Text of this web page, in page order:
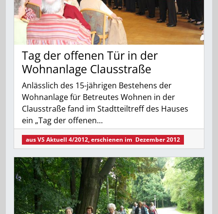
Tag der offenen Tür in der
Wohnanlage Clausstraße
Anlässlich des 15-jährigen Bestehens der
Wohnanlage für Betreutes Wohnen in der
Clausstraße fand im Stadtteiltreff des Hauses
ein „Tag der offenen…
ausVS Aktuell 4/2012, erschienen im Dezember 2012